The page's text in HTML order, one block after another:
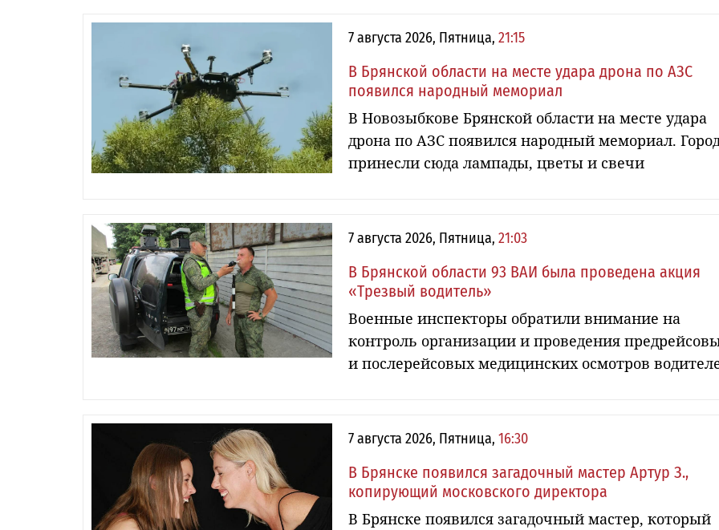
7 августа 2026, Пятница, 21:15
В Брянской области на месте удара дрона по АЗС
появился народный мемориал
В Новозыбкове Брянской области на месте удара
дрона по АЗС появился народный мемориал.
принесли сюда лампады, цветы и свечи
7 августа 2026, Пятница, 21:03
В Брянской области 93 ВАИ была проведена акция
«Трезвый водитель»
Военные инспекторы обратили внимание на
контроль организации и проведения
и послерейсовых медицинских осмотров
7 августа 2026, Пятница, 16:30
В Брянске появился загадочный мастер Артур З.,
копирующий московского директора
В Брянске появился загадочный мастер, который